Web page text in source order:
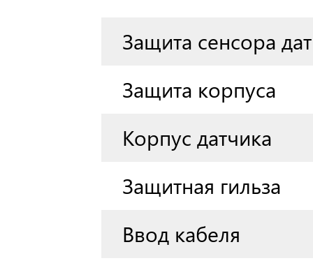
Защита сенсора
Защита корпуса
Корпус датчика
Защитная гильза
Ввод кабеля